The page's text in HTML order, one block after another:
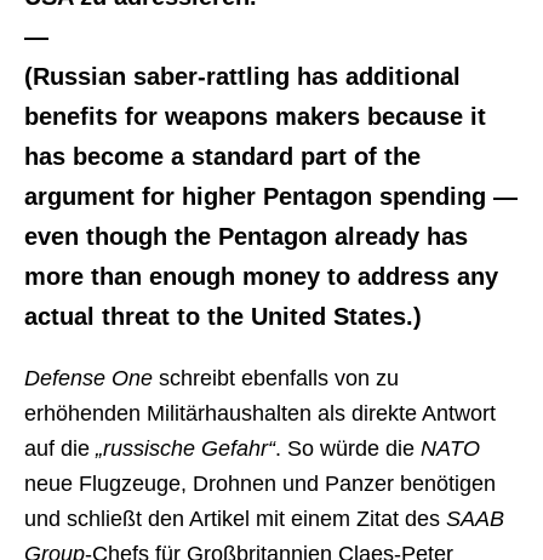
—
(Russian saber-rattling has additional
benefits for weapons makers because it
has become a standard part of the
argument for higher Pentagon spending —
even though the Pentagon already has
more than enough money to address any
actual threat to the United States.)
Defense One schreibt ebenfalls von zu
erhöhenden Militärhaushalten als direkte Antwort
auf die „russische Gefahr“. So würde die NATO
neue Flugzeuge, Drohnen und Panzer benötigen
und schließt den Artikel mit einem Zitat des SAAB
Group-Chefs für Großbritannien Claes-Peter